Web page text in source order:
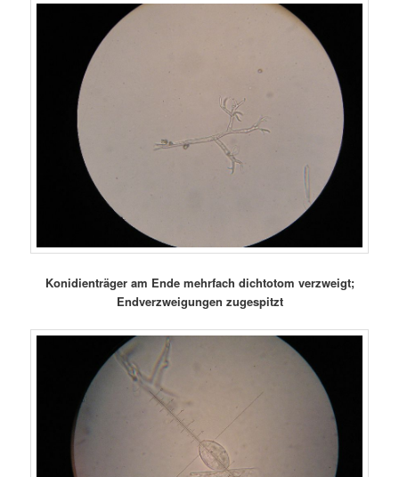
Konidienträger am Ende mehrfach dichtotom verzweigt;
Endverzweigungen zugespitzt